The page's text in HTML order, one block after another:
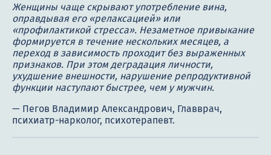
Женщины чаще скрывают употребление вина,
оправдывая его «релаксацией» или
«профилактикой стресса». Незаметное привыкание
формируется в течение нескольких месяцев, а
переход в зависимость проходит без выраженных
признаков. При этом деградация личности,
ухудшение внешности, нарушение репродуктивной
функции наступают быстрее, чем у мужчин.